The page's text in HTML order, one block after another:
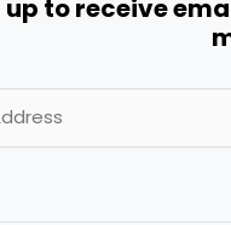
up to receive